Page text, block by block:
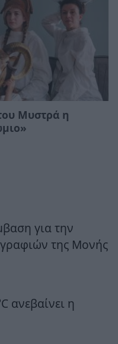
Μυστρά η
για την
της Μονής
ανεβαίνει η